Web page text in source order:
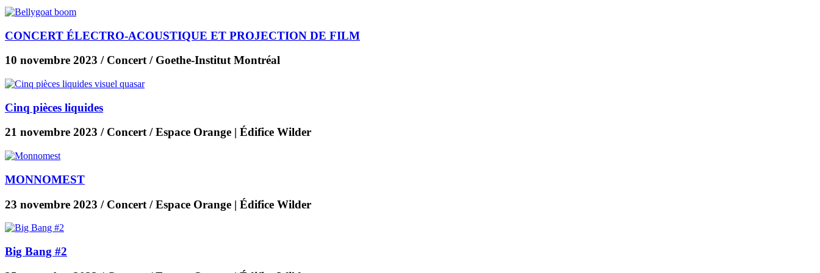
CONCERT ÉLECTRO-ACOUSTIQUE ET PROJECTION DE FILM
10 novembre 2023 / Concert / Goethe-Institut Montréal
Cinq pièces liquides
21 novembre 2023 / Concert / Espace Orange | Édifice Wilder
MONNOMEST
23 novembre 2023 / Concert / Espace Orange | Édifice Wilder
Big Bang #2